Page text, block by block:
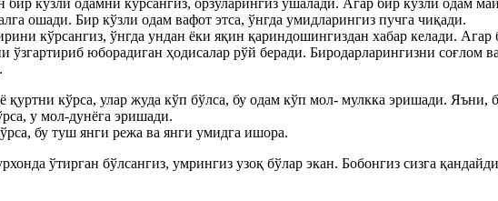
ошади. Бир кўзли одам вафот этса, ўнгда умидларингиз пучга чиқади.
кўрсангиз, ўнгда ундан ёки яқин қариндошингиздан хабар келади.
ўзгартириб юборадиган ҳодисалар рўй беради. Биродарларингизни соғлом
қуртни кўрса, улар жуда кўп бўлса, бу одам кўп мол- мулкка эришади. Яъни,
у мол-дунёга эришади.
бу туш янги режа ва янги умидга ишора.
ўтирган бўлсангиз, умрингиз узоқ бўлар экан. Бобонгиз сизга